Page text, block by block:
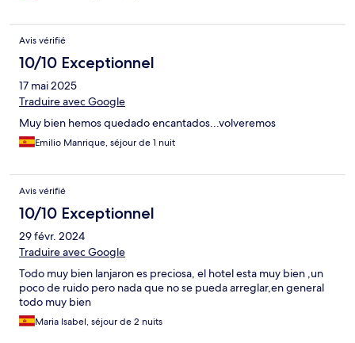
Avis vérifié
10/10 Exceptionnel
17 mai 2025
Traduire avec Google
Muy bien hemos quedado encantados...volveremos
Emilio Manrique, séjour de 1 nuit
Avis vérifié
10/10 Exceptionnel
29 févr. 2024
Traduire avec Google
Todo muy bien lanjaron es preciosa, el hotel esta muy bien ,un
poco de ruido pero nada que no se pueda arreglar,en general
todo muy bien
Maria Isabel, séjour de 2 nuits